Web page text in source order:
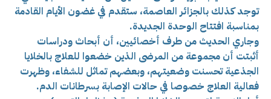
توجد كذلك بالجزائر العاصمة، ستقدم في غضون الأيام القادمة
بمناسبة افتتاح الوحدة الجديدة.
وجاري الحديث من طرف أخصائيين، أن أبحاث ودراسات
أثبتت أن مجموعة من المرضى الذين خضعوا للعلاج بالخلايا
الجذعية تحسنت وضعيتهم، وبعضهم تماثل للشفاء، وظهرت
فعالية العلاج خصوصا في حالات الإصابة بسرطانات الدم.